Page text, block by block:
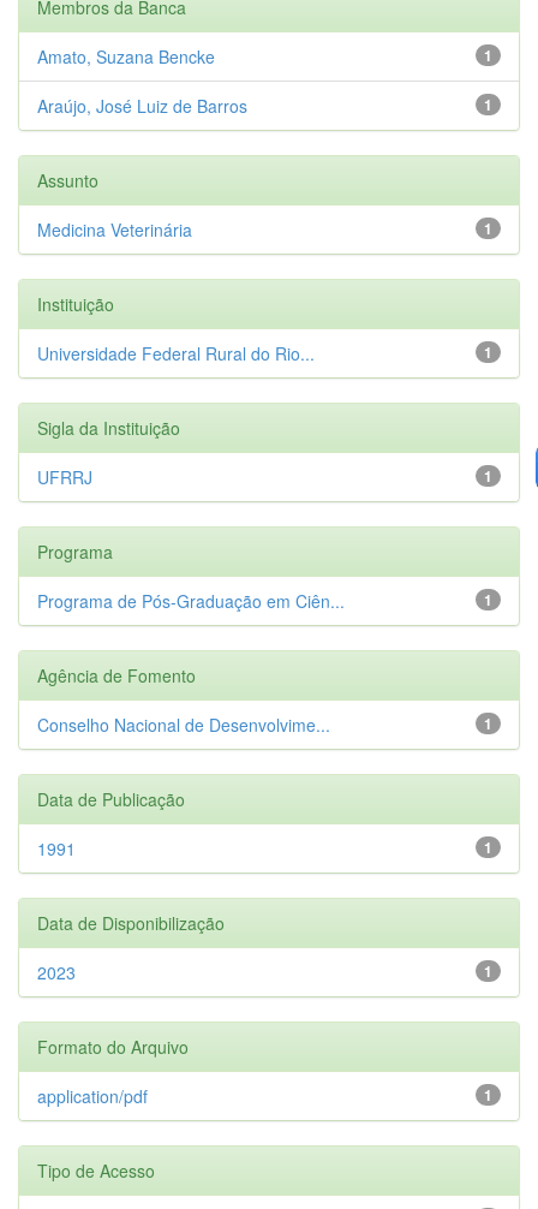
Membros da Banca
1
Amato, Suzana Bencke
1
Araújo, José Luiz de Barros
Assunto
1
Medicina Veterinária
Instituição
1
Universidade Federal Rural do Rio...
Sigla da Instituição
1
UFRRJ
Programa
1
Programa de Pós-Graduação em Ciên...
Agência de Fomento
1
Conselho Nacional de Desenvolvime...
Data de Publicação
1
1991
Data de Disponibilização
1
2023
Formato do Arquivo
1
application/pdf
Tipo de Acesso